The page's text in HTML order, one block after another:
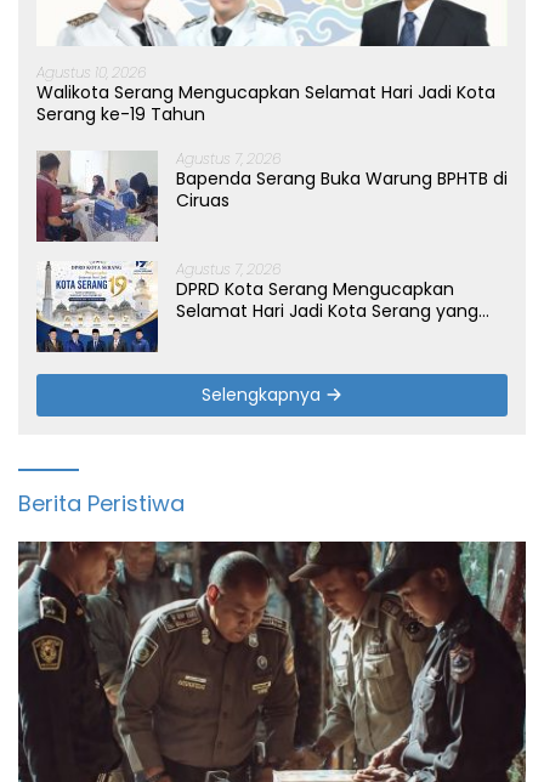
Agustus 10, 2026
Walikota Serang Mengucapkan Selamat Hari Jadi Kota
Serang ke-19 Tahun
Agustus 7, 2026
Bapenda Serang Buka Warung BPHTB di
Ciruas
Agustus 7, 2026
DPRD Kota Serang Mengucapkan
Selamat Hari Jadi Kota Serang yang
Selengkapnya
Berita Peristiwa